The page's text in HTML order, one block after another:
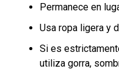
Permanece en
Usa ropa ligera y
Si es
utiliza gorra,